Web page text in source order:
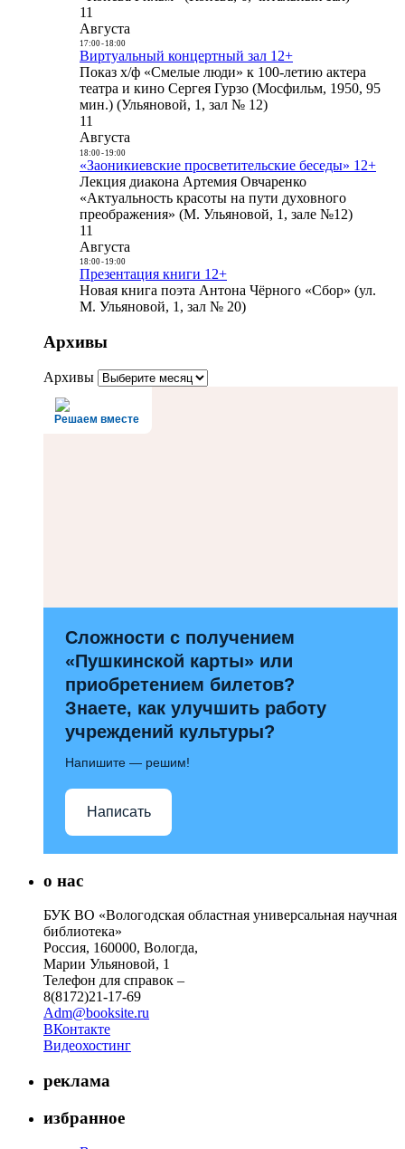
11
Августа
17:00- 18:00
Виртуальный концертный зал 12+
Показ х/ф «Смелые люди» к 100-летию актера
театра и кино Сергея Гурзо (Мосфильм, 1950, 95
мин.) (Ульяновой, 1, зал № 12)
11
Августа
18:00- 19:00
«Заоникиевские просветительские беседы» 12+
Лекция диакона Артемия Овчаренко
«Актуальность красоты на пути духовного
преображения» (М. Ульяновой, 1, зале №12)
11
Августа
18:00- 19:00
Презентация книги 12+
Новая книга поэта Антона Чёрного «Сбор» (ул.
М. Ульяновой, 1, зал № 20)
Архивы
Архивы
Решаем вместе
Сложности с получением
«Пушкинской карты» или
приобретением билетов?
Знаете, как улучшить работу
учреждений культуры?
Напишите — решим!
Написать
о нас
БУК ВО «Вологодская областная универсальная научная
библиотека»
Россия, 160000, Вологда,
Марии Ульяновой, 1
Телефон для справок –
8(8172)21-17-69
Adm@booksite.ru
ВКонтакте
Видеохостинг
реклама
избранное